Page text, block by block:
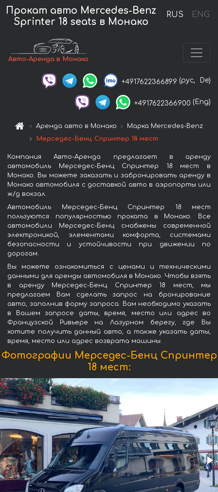
RUS ENG
Прокат авто Mercedes-Benz
Sprinter 18 seats в Монако
Авто-Аренда в Монако
+4917622366899 (рус, De)
+4917622366900 (Eng)
Аренда авто в Монако
Марка Mercedes-Benz
Мерседес-Бенц Спринтер 18 мест
Компания Авто-Аренда предлагает в аренду
автомобиль Мерседес-Бенц Спринтер 18 мест в
Монако. Вы можете заказать и забронировать аренду в
Монако автомобиля с доставкой авто в аэропорты или
ж/д вокзал.
Автомобиль Мерседес-Бенц Спринтер 18 мест
пользуются популярностью проката в Монако. Все
автомобили Мерседес-Бенц снабжены современной
электроникой, элементами комфорта, системами
безопасности и устойчивости при движении по
дорогам.
Вы можете ознакомиться с ценами и техническими
данными для аренды автомобиля в Монако. Чтобы взять
в аренду Мерседес-Бенц Спринтер 18 мест, мы
предлагаем Вам сделать запрос на бронирование
авто, заполнив форму запроса. Вам необходимо указать
в Вашем запросе даты, время, место или адрес во
Французской Ривьере на Лазурном берегу, где Вы
хотите получить данный авто, а также указать даты,
время, место или адрес возврата машины.
Фотографии Мерседес-Бенц Спринтер
18 мест: